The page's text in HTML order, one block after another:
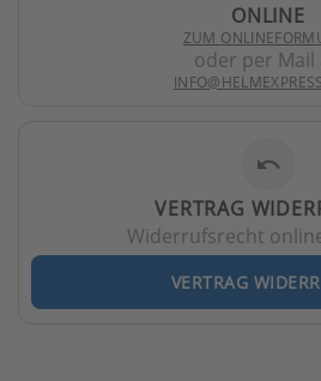
ONLINE
ZUM
oder per Mail
undo
VERTRAG
Widerrufsrecht
VERTRAG